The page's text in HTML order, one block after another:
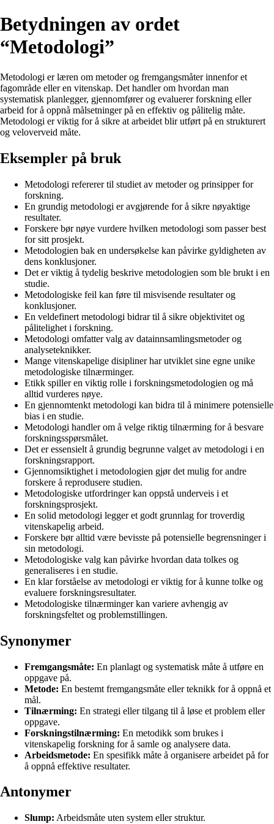
Betydningen av ordet
“Metodologi”
Metodologi er læren om metoder og fremgangsmåter innenfor et
fagområde eller en vitenskap. Det handler om hvordan man
systematisk planlegger, gjennomfører og evaluerer forskning eller
arbeid for å oppnå målsetninger på en effektiv og pålitelig måte.
Metodologi er viktig for å sikre at arbeidet blir utført på en strukturert
og veloverveid måte.
Eksempler på bruk
Metodologi refererer til studiet av metoder og prinsipper for
forskning.
En grundig metodologi er avgjørende for å sikre nøyaktige
resultater.
Forskere bør nøye vurdere hvilken metodologi som passer best
for sitt prosjekt.
Metodologien bak en undersøkelse kan påvirke gyldigheten av
dens konklusjoner.
Det er viktig å tydelig beskrive metodologien som ble brukt i en
studie.
Metodologiske feil kan føre til misvisende resultater og
konklusjoner.
En veldefinert metodologi bidrar til å sikre objektivitet og
pålitelighet i forskning.
Metodologi omfatter valg av datainnsamlingsmetoder og
analyseteknikker.
Mange vitenskapelige disipliner har utviklet sine egne unike
metodologiske tilnærminger.
Etikk spiller en viktig rolle i forskningsmetodologien og må
alltid vurderes nøye.
En gjennomtenkt metodologi kan bidra til å minimere potensielle
bias i en studie.
Metodologi handler om å velge riktig tilnærming for å besvare
forskningsspørsmålet.
Det er essensielt å grundig begrunne valget av metodologi i en
forskningsrapport.
Gjennomsiktighet i metodologien gjør det mulig for andre
forskere å reprodusere studien.
Metodologiske utfordringer kan oppstå underveis i et
forskningsprosjekt.
En solid metodologi legger et godt grunnlag for troverdig
vitenskapelig arbeid.
Forskere bør alltid være bevisste på potensielle begrensninger i
sin metodologi.
Metodologiske valg kan påvirke hvordan data tolkes og
generaliseres i en studie.
En klar forståelse av metodologi er viktig for å kunne tolke og
evaluere forskningsresultater.
Metodologiske tilnærminger kan variere avhengig av
forskningsfeltet og problemstillingen.
Synonymer
Fremgangsmåte: En planlagt og systematisk måte å utføre en
oppgave på.
Metode: En bestemt fremgangsmåte eller teknikk for å oppnå et
mål.
Tilnærming: En strategi eller tilgang til å løse et problem eller
oppgave.
Forskningstilnærming: En metodikk som brukes i
vitenskapelig forskning for å samle og analysere data.
Arbeidsmetode: En spesifikk måte å organisere arbeidet på for
å oppnå effektive resultater.
Antonymer
Slump: Arbeidsmåte uten system eller struktur.